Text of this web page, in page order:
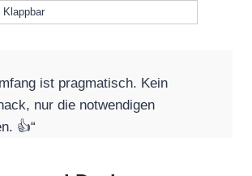
Klappbar
ist pragmatisch. Kein
nur die notwendigen
👍“